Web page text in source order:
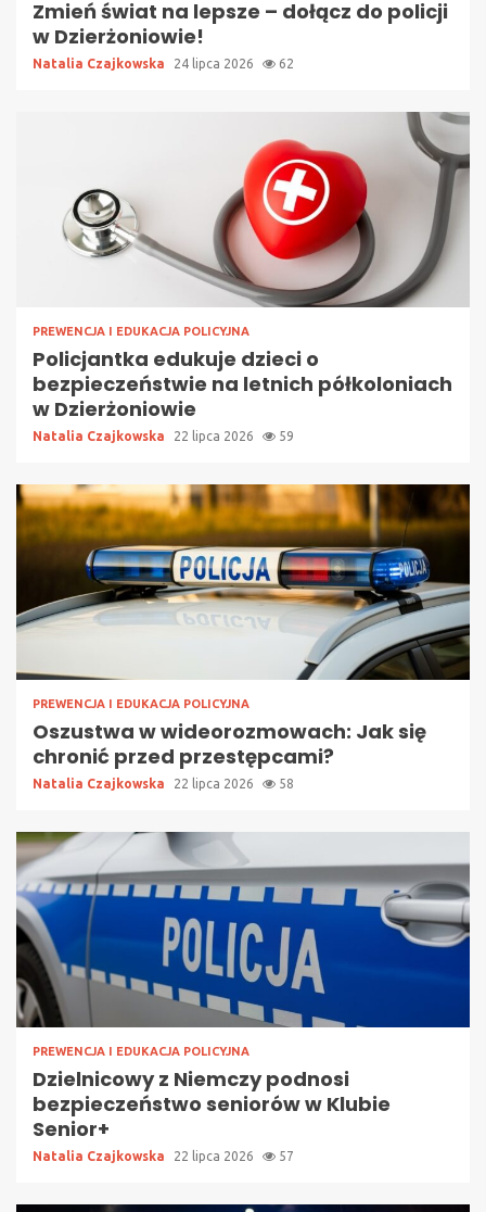
Zmień świat na lepsze – dołącz do policji
w Dzierżoniowie!
Natalia Czajkowska 24 lipca 2026 62
PREWENCJA I EDUKACJA POLICYJNA
Policjantka edukuje dzieci o
bezpieczeństwie na letnich półkoloniach
w Dzierżoniowie
Natalia Czajkowska 22 lipca 2026 59
PREWENCJA I EDUKACJA POLICYJNA
Oszustwa w wideorozmowach: Jak się
chronić przed przestępcami?
Natalia Czajkowska 22 lipca 2026 58
PREWENCJA I EDUKACJA POLICYJNA
Dzielnicowy z Niemczy podnosi
bezpieczeństwo seniorów w Klubie
Senior+
Natalia Czajkowska 22 lipca 2026 57